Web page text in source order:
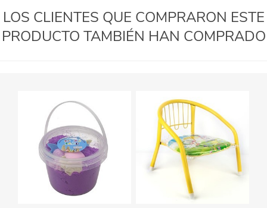
LOS CLIENTES QUE COMPRARON ESTE
PRODUCTO TAMBIÉN HAN COMPRADO